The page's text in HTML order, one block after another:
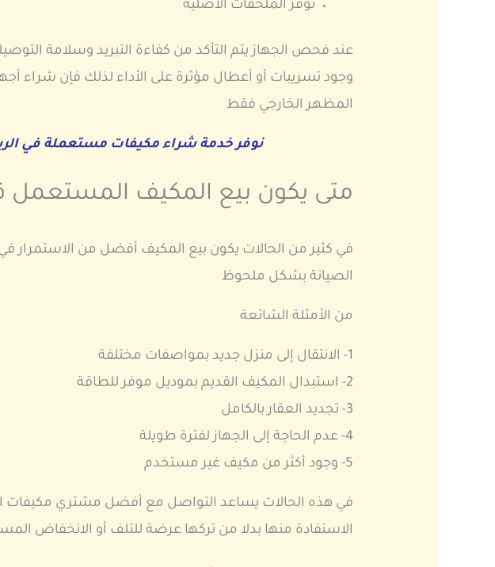
توفر الملحقات الأصلية
عند فحص الجهاز يتم التأكد من كفاءة التبريد وسلامة
وجود تسريبات أو أعطال مؤثرة على الأداء لذلك فإن شراء
المظهر الخارجي فقط
نوفر خدمة شراء مكيفات مستعملة في
متى يكون بيع المكيف المستعمل
في كثير من الحالات يكون بيع المكيف أفضل من الاستمرار
الصيانة بشكل ملحوظ
من الأمثلة الشائعة
1- الانتقال إلى منزل جديد بمواصفات مختلفة
2- استبدال المكيف القديم بموديل موفر للطاقة
3- تجديد العقار بالكامل
4- عدم الحاجة إلى الجهاز لفترة طويلة
5- وجود أكثر من مكيف غير مستخدم
في هذه الحالات يساعد التواصل مع أفضل مشتري مكيفات
الاستفادة منها بدلا من تركها عرضة للتلف أو الانخفاض